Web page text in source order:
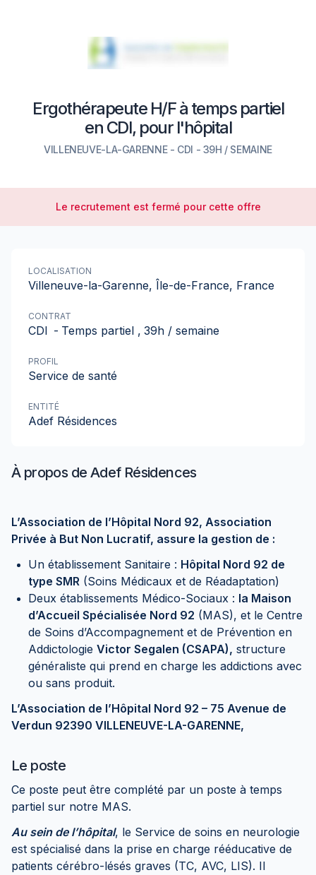
Ergothérapeute H/F à temps partiel
en CDI, pour l'hôpital
VILLENEUVE-LA-GARENNE - CDI - 39H / SEMAINE
Le recrutement est fermé pour cette offre
À propos de Adef Résidences
L’Association de l’Hôpital Nord 92, Association
Privée à But Non Lucratif, assure la gestion de :
Un établissement Sanitaire : Hôpital Nord 92 de
type SMR (Soins Médicaux et de Réadaptation)
Deux établissements Médico-Sociaux : la Maison
d’Accueil Spécialisée Nord 92 (MAS), et le Centre
de Soins d’Accompagnement et de Prévention en
Addictologie Victor Segalen (CSAPA), structure
généraliste qui prend en charge les addictions avec
ou sans produit.
L’Association de l’Hôpital Nord 92 – 75 Avenue de
Verdun 92390 VILLENEUVE-LA-GARENNE,
Le poste
Ce poste peut être complété par un poste à temps
partiel sur notre MAS.
Au sein de l’hôpital, le Service de soins en neurologie
est spécialisé dans la prise en charge rééducative de
patients cérébro-lésés graves (TC, AVC, LIS). Il
LOCALISATION
Villeneuve-la-Garenne, Île-de-France, France
CONTRAT
CDI - Temps partiel , 39h / semaine
PROFIL
Service de santé
ENTITÉ
Adef Résidences